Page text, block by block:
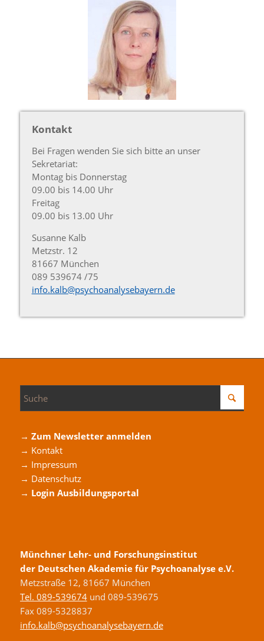
Kontakt
Bei Fragen wenden Sie sich bitte an unser
Sekretariat:
Montag bis Donnerstag
09.00 bis 14.00 Uhr
Freitag
09.00 bis 13.00 Uhr
Susanne Kalb
Metzstr. 12
81667 München
089 539674 /75
info.kalb@psycho­­analyse­­bayern.de
→ Zum Newsletter anmelden
→ Kontakt
→ Impressum
→ Datenschutz
→ Login Ausbildungsportal
Münchner Lehr- und Forschungsinstitut
der Deutschen Akademie für Psychoanalyse e.V.
Metzstraße 12, 81667 München
Tel. 089-539674und 089-539675
Fax 089-5328837
info.kalb@psychoanalysebayern.de